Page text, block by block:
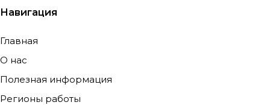
Навигация
Главная
О нас
Полезная информация
Регионы работы